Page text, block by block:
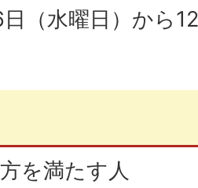
（水曜日）から
を満たす人